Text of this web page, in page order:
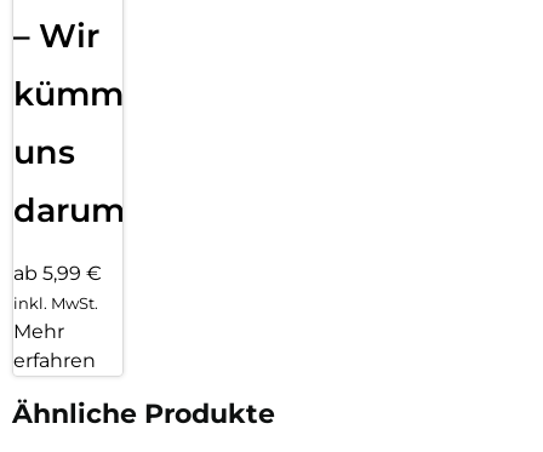
– Wir
kümmern
uns
darum!
ab 5,99 €
inkl. MwSt.
Mehr
erfahren
Ähnliche Produkte